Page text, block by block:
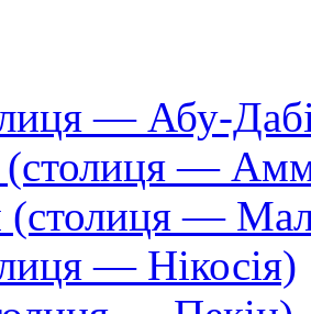
— Абу-
(столиця —
(столиця —
— Нікосія)